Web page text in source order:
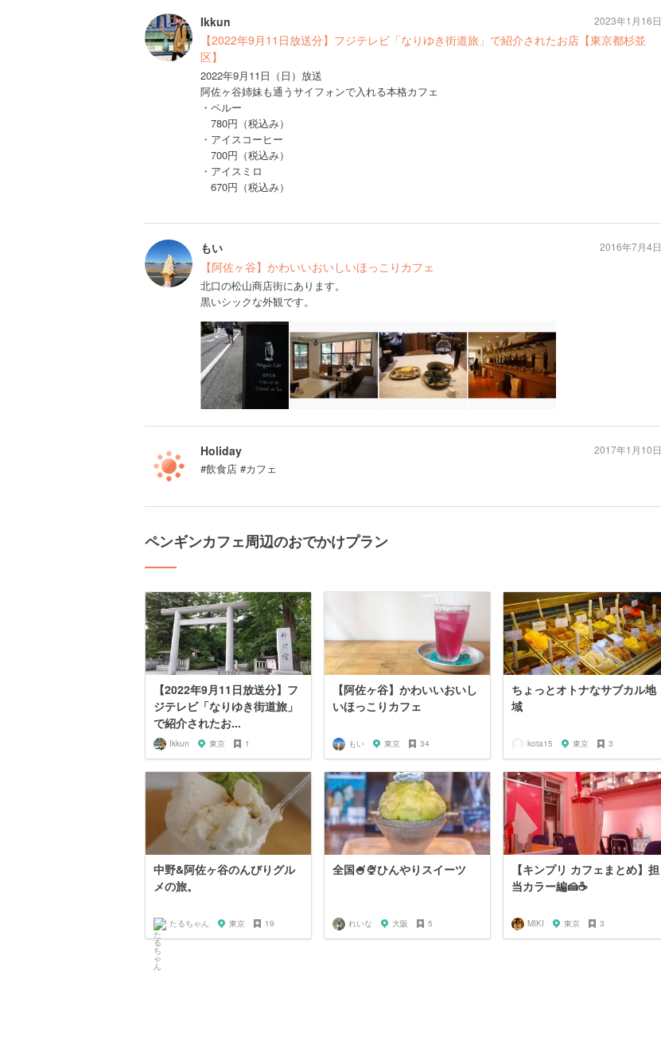
Ikkun
【2022年9月11日放送分】フジテレビ「なりゆき街道旅」で紹介されたお店【東京都杉並
区】
2022年9月11日（日）放送
阿佐ヶ谷姉妹も通うサイフォンで入れる本格カフェ
・ペルー
780円（税込み）
・アイスコーヒー
700円（税込み）
・アイスミロ
670円（税込み）
2023年1月16日
もい
【阿佐ヶ谷】かわいいおいしいほっこりカフェ
北口の松山商店街にあります。
黒いシックな外観です。
2016年7月4日
Holiday
#飲食店 #カフェ
2017年1月10日
ペンギンカフェ周辺のおでかけプラン
【2022年9月11日放送分】フ
ジテレビ「なりゆき街道旅」
で紹介されたお...
Ikkun 東京 1
【阿佐ヶ谷】かわいいおいし
いほっこりカフェ
もい 東京 34
ちょっとオトナなサブカル地
域
kota15 東京 3
中野&阿佐ヶ谷のんびりグル
メの旅。
たるちゃん 東京 19
全国🍧🍨ひんやりスイーツ
れいな 大阪 5
【キンプリ カフェまとめ】担
当カラー編🍰☕️
MIKI 東京 3